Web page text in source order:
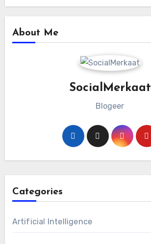
About Me
SocialMerkaat
Blogeer
Categories
Artificial Intelligence